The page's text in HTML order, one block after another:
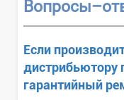
Если
дистрибьютору
гарантийный